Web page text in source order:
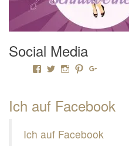
Social Media
Profil von Mamili1910
Profil von
Profil von
Profil von
Ich auf Facebook
Ich auf Facebook